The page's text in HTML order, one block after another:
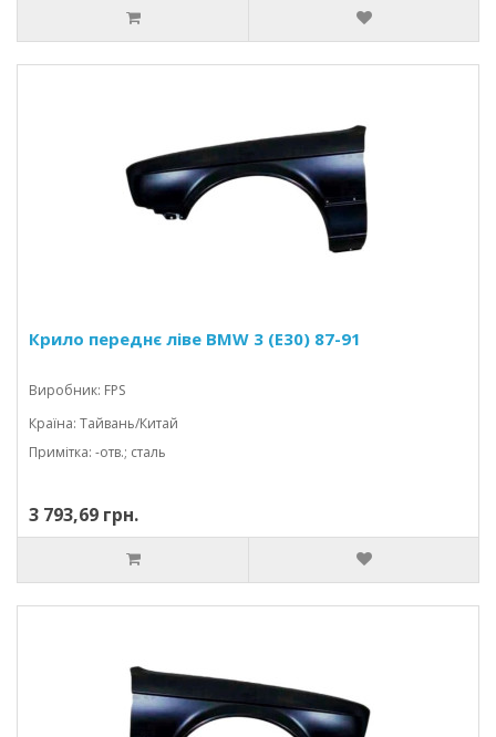
Крило переднє ліве BMW 3 (E30) 87-91
Виробник: FPS
Країна: Тайвань/Китай
Примітка: -отв.; сталь
3 793,69 грн.